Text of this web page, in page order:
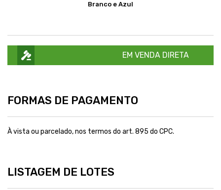
Branco e Azul
EM VENDA DIRETA
FORMAS DE PAGAMENTO
À vista ou parcelado, nos termos do art. 895 do CPC.
LISTAGEM DE LOTES